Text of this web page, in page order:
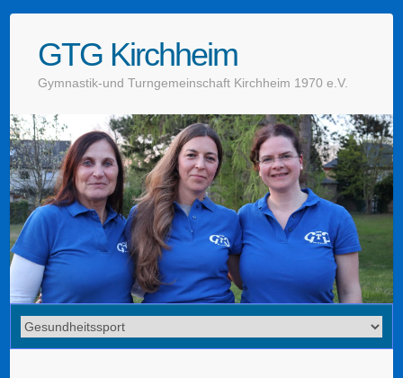
GTG Kirchheim
Gymnastik-und Turngemeinschaft Kirchheim 1970 e.V.